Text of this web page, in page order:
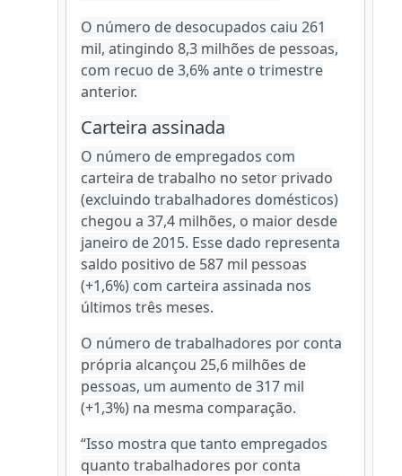
O número de desocupados caiu 261
mil, atingindo 8,3 milhões de pessoas,
com recuo de 3,6% ante o trimestre
anterior.
Carteira assinada
O número de empregados com
carteira de trabalho no setor privado
(excluindo trabalhadores domésticos)
chegou a 37,4 milhões, o maior desde
janeiro de 2015. Esse dado representa
saldo positivo de 587 mil pessoas
(+1,6%) com carteira assinada nos
últimos três meses.
O número de trabalhadores por conta
própria alcançou 25,6 milhões de
pessoas, um aumento de 317 mil
(+1,3%) na mesma comparação.
“Isso mostra que tanto empregados
quanto trabalhadores por conta